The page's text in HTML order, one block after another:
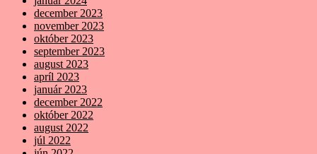
december 2023
november 2023
október 2023
september 2023
august 2023
apríl 2023
január 2023
december 2022
október 2022
august 2022
júl 2022